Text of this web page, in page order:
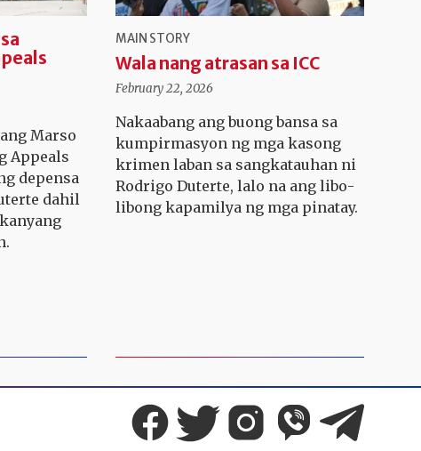
Marso
Appeals
depensa
dahil
MAIN STORY
Wala nang atrasan sa ICC
February 22, 2026
Nakaabang ang buong bansa sa
kumpirmasyon ng mga kasong
krimen laban sa sangkatauhan ni
Rodrigo Duterte, lalo na ang libo-
libong kapamilya ng mga pinatay.